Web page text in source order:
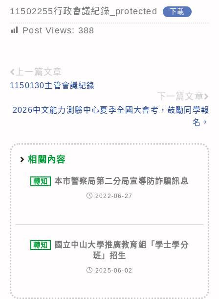
11502255行政會議紀錄_protected 下載
Post Views: 388
Read
more
articles
上一篇文章
1150130主管會議紀錄
下一篇文章
2026中文能力測驗中心夏季全國大會考，鼓勵同學報
名。
相關內容
轉知 本市警察局第二分局宣導防詐騙訊息
2022-06-27
轉知
國立中山大學推廣教育組「學士學分
班」招生
2025-06-02